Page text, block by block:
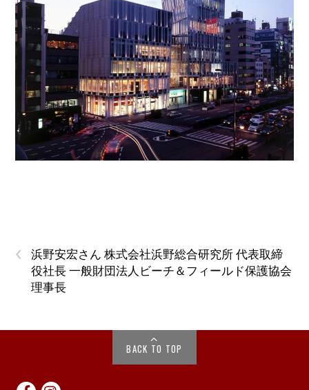
‹
浜野安宏さん 株式会社浜野総合研究所 代表取締
役社長 一般財団法人ビーチ＆フィールド保護協会
理事長
BACK TO TOP